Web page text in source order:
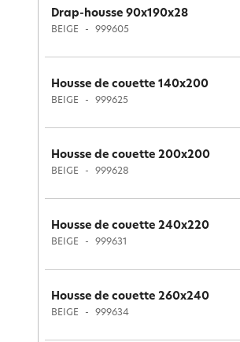
Drap-housse 90x190x28
BEIGE 999605
Housse de couette 140x200
BEIGE 999625
Housse de couette 200x200
BEIGE 999628
Housse de couette 240x220
BEIGE 999631
Housse de couette 260x240
BEIGE 999634